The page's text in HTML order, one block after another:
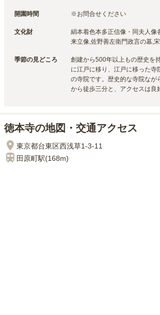
開園時間 ※お問合せください
文化財
絹本着色本多正信像・同夫人像
来立像,佐野善左衛門政言の墓,
季節の見どころ
創建から500年以上もの歴史を
に江戸に移り、江戸に移った寺
の寺院です。歴史的な寺院なが
から徒歩三分と、アクセスは良
徳本寺の地図・交通アクセス
東京都台東区西浅草1-3-11
田原町駅(168m)